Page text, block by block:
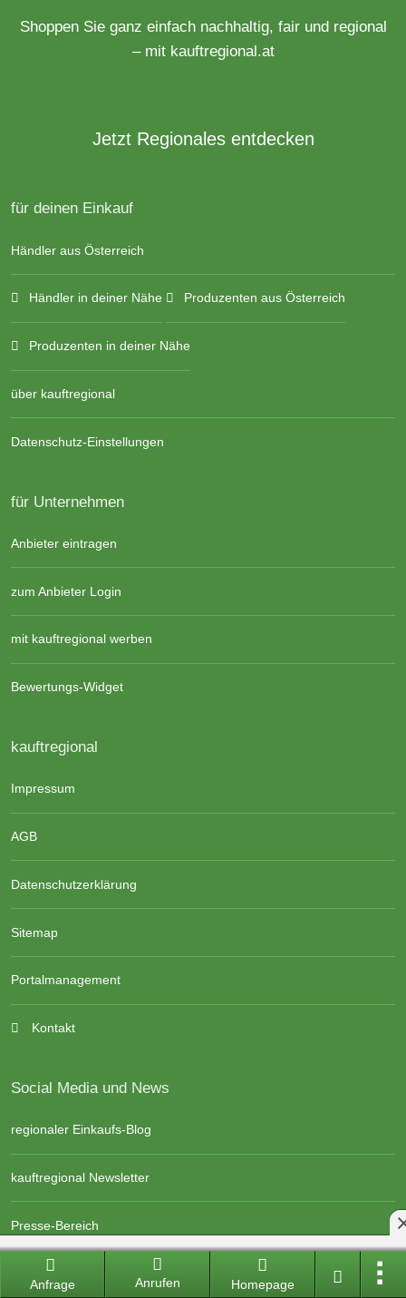
Anfrage Anrufen Homepage
Shoppen Sie ganz einfach nachhaltig, fair und regional
– mit kauftregional.at
Jetzt Regionales entdecken
für deinen Einkauf
Händler aus Österreich
Händler in deiner Nähe Produzenten aus Österreich
Produzenten in deiner Nähe
über kauftregional
Datenschutz-Einstellungen
für Unternehmen
Anbieter eintragen
zum Anbieter Login
mit kauftregional werben
Bewertungs-Widget
kauftregional
Impressum
AGB
Datenschutzerklärung
Sitemap
Portalmanagement
Kontakt
Social Media und News
regionaler Einkaufs-Blog
kauftregional Newsletter
Presse-Bereich
kauftregional auf Instagram